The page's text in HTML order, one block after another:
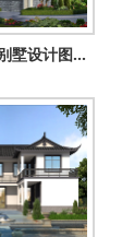
小型四合院二层别墅设计图方案，对称设计，顶层大露台